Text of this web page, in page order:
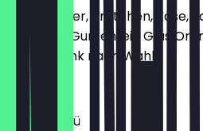
2 Spiegeleier, Brötchen, Käse,
Tomaten, Gurken, ein Glas
Heißgetränk nach Wahl
€8.90
Narin-Menü